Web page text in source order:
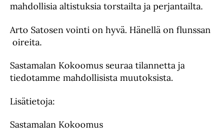
mahdollisia altistuksia torstailta ja perjantailta.
Arto Satosen vointi on hyvä. Hänellä on flunssan
oireita.
Sastamalan Kokoomus seuraa tilannetta ja
tiedotamme mahdollisista muutoksista.
Lisätietoja:
Sastamalan Kokoomus